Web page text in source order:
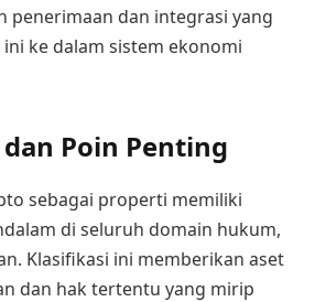
penerimaan dan integrasi yang
ke dalam sistem ekonomi
Poin Penting
sebagai properti memiliki
di seluruh domain hukum,
Klasifikasi ini memberikan aset
dan hak tertentu yang mirip